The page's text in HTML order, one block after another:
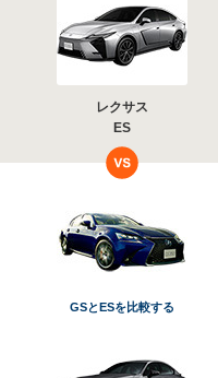
レクサス
ES
GSとESを比較する